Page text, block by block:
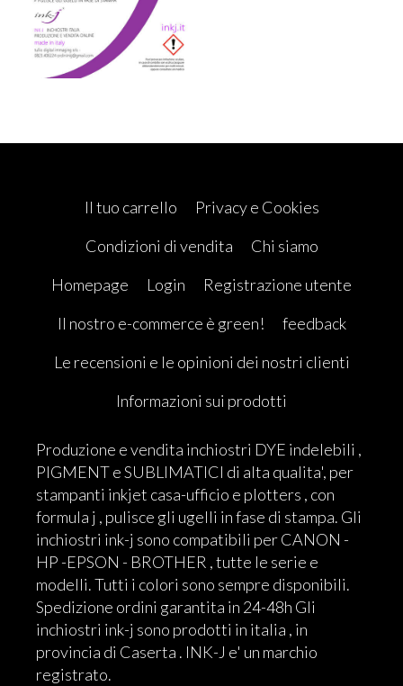
Il tuo carrello
Privacy e Cookies
Condizioni di vendita
Chi siamo
Homepage
Login
Registrazione utente
Il nostro e-commerce è green!
feedback
Le recensioni e le opinioni dei nostri clienti
Informazioni sui prodotti
Produzione e vendita inchiostri DYE indelebili ,
PIGMENT e SUBLIMATICI di alta qualita', per
stampanti inkjet casa-ufficio e plotters , con
formula j , pulisce gli ugelli in fase di stampa. Gli
inchiostri ink-j sono compatibili per CANON -
HP -EPSON - BROTHER , tutte le serie e
modelli. Tutti i colori sono sempre disponibili.
Spedizione ordini garantita in 24-48h Gli
inchiostri ink-j sono prodotti in italia , in
provincia di Caserta . INK-J e' un marchio
registrato.